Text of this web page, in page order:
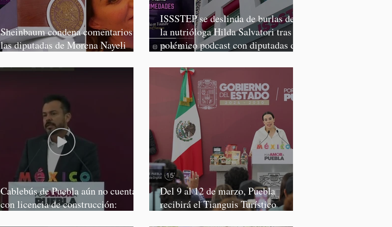
Sheinbaum condena comentarios de
las diputadas de Morena Nayeli
ISSSTEP se deslinda de burlas de
la nutrióloga Hilda Salvatori tras
polémico podcast con diputadas de
Cablebús de Puebla aún no cuenta
con licencia de construcción:
Del 9 al 12 de marzo, Puebla
recibirá el Tianguis Turístico